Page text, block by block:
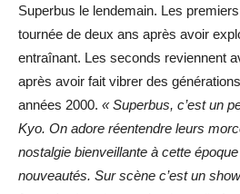
Superbus le lendemain. Les
tournée de deux ans après avoir
entraînant. Les seconds reviennent
après avoir fait vibrer des
années 2000. « Superbus, c’est un
Kyo. On adore réentendre leurs
nostalgie bienveillante à cette
nouveautés. Sur scène c’est un